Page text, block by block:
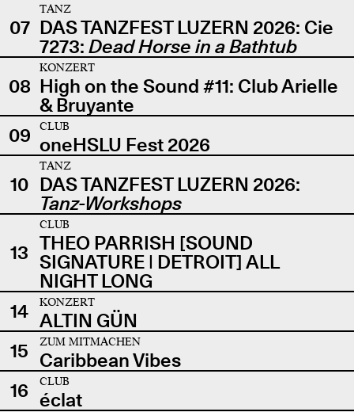
07
TANZ
DAS TANZFEST LUZERN 2026: Cie
7273: Dead Horse in a Bathtub
08
KONZERT
High on the Sound #11: Club Arielle
& Bruyante
09
CLUB
oneHSLU Fest 2026
10
TANZ
DAS TANZFEST LUZERN 2026:
Tanz-Workshops
13
CLUB
THEO PARRISH [SOUND
SIGNATURE | DETROIT] ALL
NIGHT LONG
14
KONZERT
ALTIN GÜN
15
ZUM MITMACHEN
Caribbean Vibes
16
CLUB
éclat